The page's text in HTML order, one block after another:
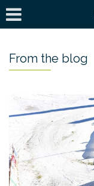
From the blog